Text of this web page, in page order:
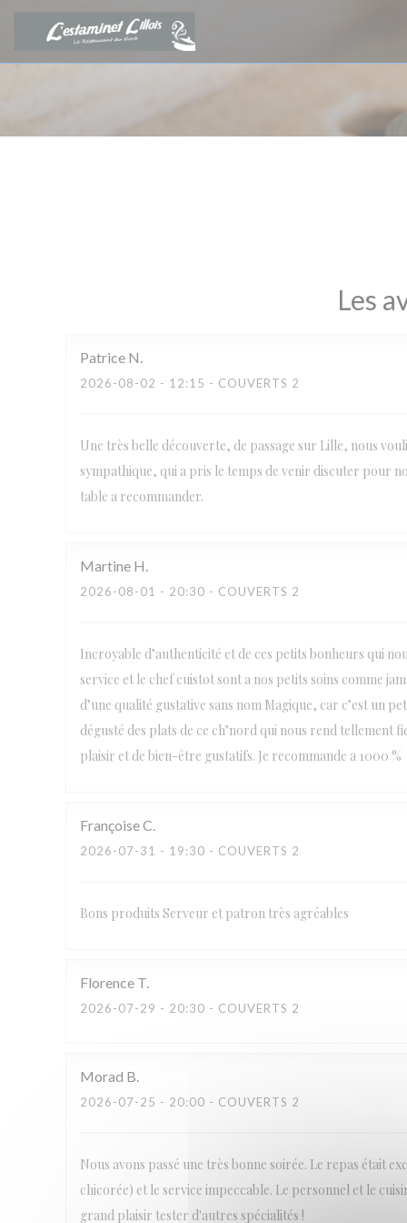
Personnalisation de vos choix en matière de cookies
Les
Patrice N
2026-08-02 - 12:15 - COUVERTS 2
Une très belle découverte, de passage sur Lille, nous
sympathique, qui a pris le temps de venir discuter pour
table a recommander.
Martine H
2026-08-01 - 20:30 - COUVERTS 2
Incroyable d’authenticité et de ces petits bonheurs qui
service et le chef cuistot sont a nos petits soins comme
d’une qualité gustative sans nom Magique, car c’est un
dégusté des plats de ce ch’nord qui nous rend tellement
plaisir et de bien-être gustatifs. Je recommande a 1000 %
FrançoiseC
2026-07-31 - 19:30 - COUVERTS 2
Bons produits Serveur et patron très agréables
Florence T
2026-07-29 - 20:30 - COUVERTS 2
Morad B
2026-07-25 - 20:00 - COUVERTS 2
Nous avons passé une très bonne soirée. Le repas était
chicorée) et le service impeccable. Le personnel et le
grand plaisir tester d'autres spécialités !